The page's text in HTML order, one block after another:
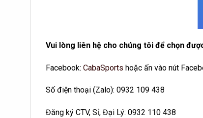
Vui lòng liên hệ cho chúng tôi để chọn
Facebook: CabaSports hoặc ấn vào nút
Số điện thoại (Zalo): 0932 109 438
Đăng ký CTV, Sỉ, Đại Lý: 0932 110 438